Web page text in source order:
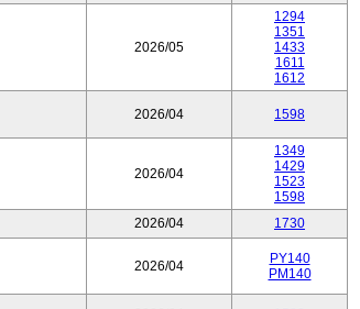
2026/05
1294
1351
1433
1611
1612
2026/04 1598
2026/04
1349
1429
1523
1598
2026/04 1730
2026/04
PY140
PM140